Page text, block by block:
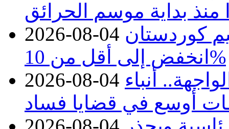
منذ بداية موسم الحرائق
2026-08-04 كوردستان
انخفض إلى أقل من 10%
2026-08-04 أنباء
أوسع في قضايا فساد